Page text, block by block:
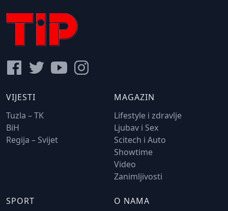
VIJESTI
Tuzla – TK
BiH
Regija – Svijet
MAGAZIN
Lifestyle i zdravlje
Ljubav i Sex
Scitech i Auto
Showtime
Video
Zanimljivosti
SPORT O NAMA